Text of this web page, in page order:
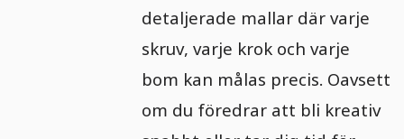
detaljerade mallar där varje
skruv, varje krok och varje
bom kan målas precis. Oavsett
om du föredrar att bli kreativ